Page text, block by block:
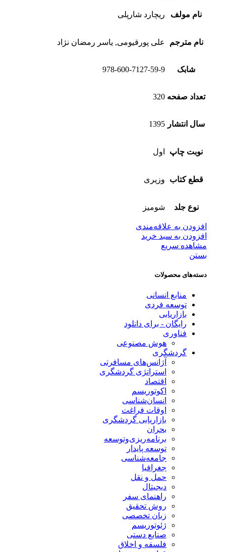
نام مولف ریچارد شارپلی
نام مترجم علی پورقیومی, یاسر رمضان نژاد
شابک 978-600-7127-59-9
تعداد صفحه 320
سال انتشار 1395
نوبت چاپ اول
قطع کتاب وزیری
نوع جلد شومیز
افزودن به علاقه‌مندی
افزودن به سبد خرید
مشاهده سریع
بستن
دسته‌های محصولات
منابع انسانی
توسعه فردی
بازاریابی
رایگان - برای دانلود
فناوری
هوش مصنوعی
گردشگری
آژانس‌های مسافرتی
استراتژی گردشگری
اقتصاد
اکوتوریسم
انسان‌شناسی
اوقات فراغت
بازاریابی گردشگری
بحران
برنامه‌ریزی‌وتوسعه
توسعه پایدار
جامعه‌شناسی
جغرافیا
حمل و نقل
دیجیتال
راهنمای سفر
روش تحقیق
زبان تخصصی
ژئوتوریسم
صنایع دستی
فلسفه و اخلاق